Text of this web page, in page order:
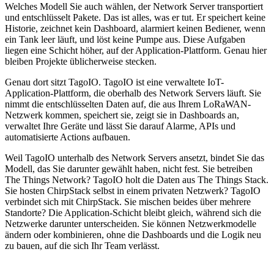
Welches Modell Sie auch wählen, der Network Server transportiert
und entschlüsselt Pakete. Das ist alles, was er tut. Er speichert keine
Historie, zeichnet kein Dashboard, alarmiert keinen Bediener, wenn
ein Tank leer läuft, und löst keine Pumpe aus. Diese Aufgaben
liegen eine Schicht höher, auf der Application-Plattform. Genau hier
bleiben Projekte üblicherweise stecken.
Genau dort sitzt TagoIO. TagoIO ist eine verwaltete IoT-
Application-Plattform, die oberhalb des Network Servers läuft. Sie
nimmt die entschlüsselten Daten auf, die aus Ihrem LoRaWAN-
Netzwerk kommen, speichert sie, zeigt sie in Dashboards an,
verwaltet Ihre Geräte und lässt Sie darauf Alarme, APIs und
automatisierte Actions aufbauen.
Weil TagoIO unterhalb des Network Servers ansetzt, bindet Sie das
Modell, das Sie darunter gewählt haben, nicht fest. Sie betreiben
The Things Network? TagoIO holt die Daten aus The Things Stack.
Sie hosten ChirpStack selbst in einem privaten Netzwerk? TagoIO
verbindet sich mit ChirpStack. Sie mischen beides über mehrere
Standorte? Die Application-Schicht bleibt gleich, während sich die
Netzwerke darunter unterscheiden. Sie können Netzwerkmodelle
ändern oder kombinieren, ohne die Dashboards und die Logik neu
zu bauen, auf die sich Ihr Team verlässt.